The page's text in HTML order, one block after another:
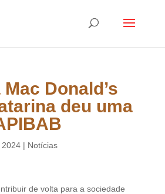
Donald’s
deu uma
| Notícias
de volta para a sociedade